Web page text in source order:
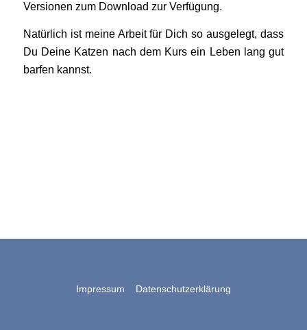
Versionen zum Download zur Verfügung.
Natürlich ist meine Arbeit für Dich so ausgelegt, dass
Du Deine Katzen nach dem Kurs ein Leben lang gut
barfen kannst.
Impressum Datenschutzerklärung